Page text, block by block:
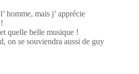
homme, mais j’ apprécie
quelle belle musique !
on se souviendra aussi de guy